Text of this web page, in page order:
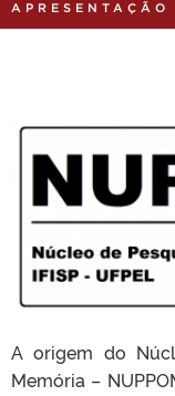
APRESENTAÇÃO
A origem do
Memória –